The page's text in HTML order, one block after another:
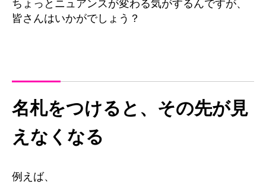
ちょっとニュアンスが変わる気がするんですが、
皆さんはいかがでしょう？
名札をつけると、その先が見
えなくなる
例えば、